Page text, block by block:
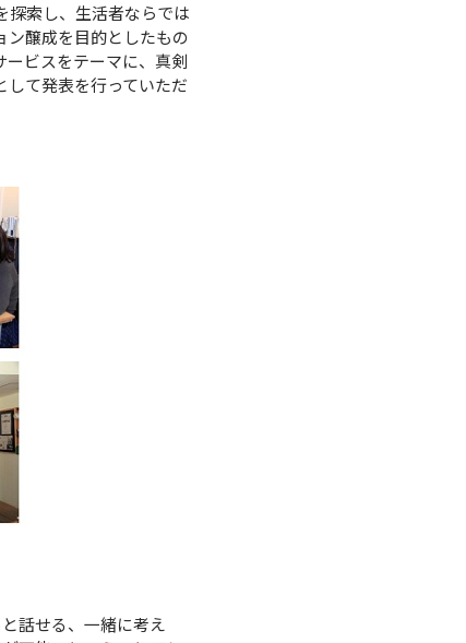
探索し、生活者ならでは
ン醸成を目的としたもの
ビスをテーマに、真剣
て発表を行っていただ
話せる、一緒に考え